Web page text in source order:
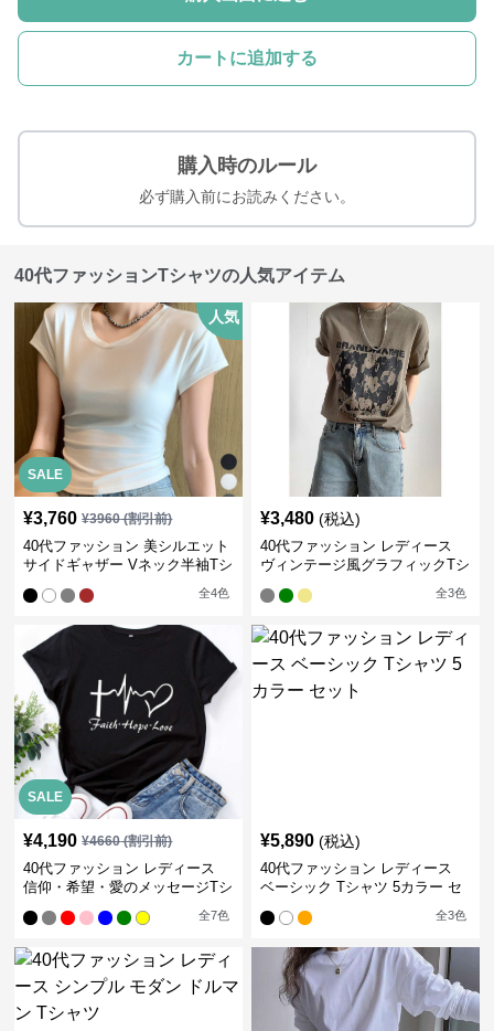
カートに追加する
購入時のルール
必ず購入前にお読みください。
40代ファッションTシャツの人気アイテム
SALE
人気
¥3,760 ¥3960(割引前)
40代ファッション 美シルエット
サイドギャザー Vネック半袖Tシ
全4色
¥3,480 (税込)
40代ファッション レディース
ヴィンテージ風グラフィックTシ
全3色
SALE
¥4,190 ¥4660(割引前)
40代ファッション レディース
信仰・希望・愛のメッセージTシ
全7色
¥5,890 (税込)
40代ファッション レディース
ベーシック Tシャツ 5カラー セ
全3色